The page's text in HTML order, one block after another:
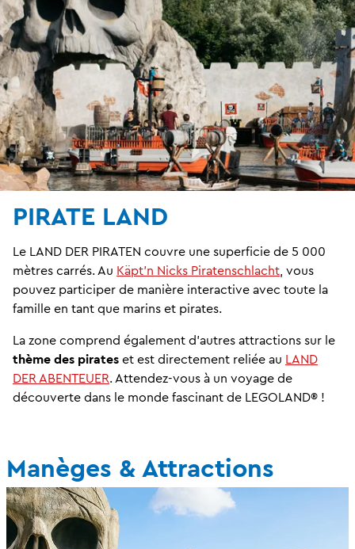
PIRATE LAND
Le LAND DER PIRATEN couvre une superficie de 5 000
mètres carrés. Au Käpt'n Nicks Piratenschlacht , vous
pouvez participer de manière interactive avec toute la
famille en tant que marins et pirates.
La zone comprend également d'autres attractions sur le
thème des pirates et est directement reliée au LAND
DER ABENTEUER. Attendez-vous à un voyage de
découverte dans le monde fascinant de LEGOLAND® !
Manèges & Attractions